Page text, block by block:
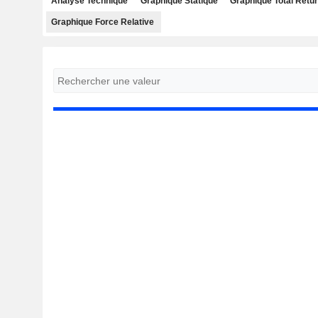
Graphique Force Relative